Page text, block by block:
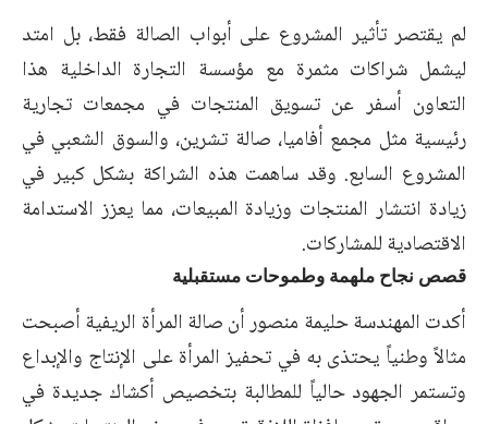
لم يقتصر تأثير المشروع على أبواب الصالة فقط، بل امتد
ليشمل شراكات مثمرة مع مؤسسة التجارة الداخلية هذا
التعاون أسفر عن تسويق المنتجات في مجمعات تجارية
رئيسية مثل مجمع أفاميا، صالة تشرين، والسوق الشعبي في
المشروع السابع. وقد ساهمت هذه الشراكة بشكل كبير في
زيادة انتشار المنتجات وزيادة المبيعات، مما يعزز الاستدامة
الاقتصادية للمشاركات.
قصص نجاح ملهمة وطموحات مستقبلية
أكدت المهندسة حليمة منصور أن صالة المرأة الريفية أصبحت
مثالاً وطنياً يحتذى به في تحفيز المرأة على الإنتاج والإبداع
وتستمر الجهود حالياً للمطالبة بتخصيص أكشاك جديدة في